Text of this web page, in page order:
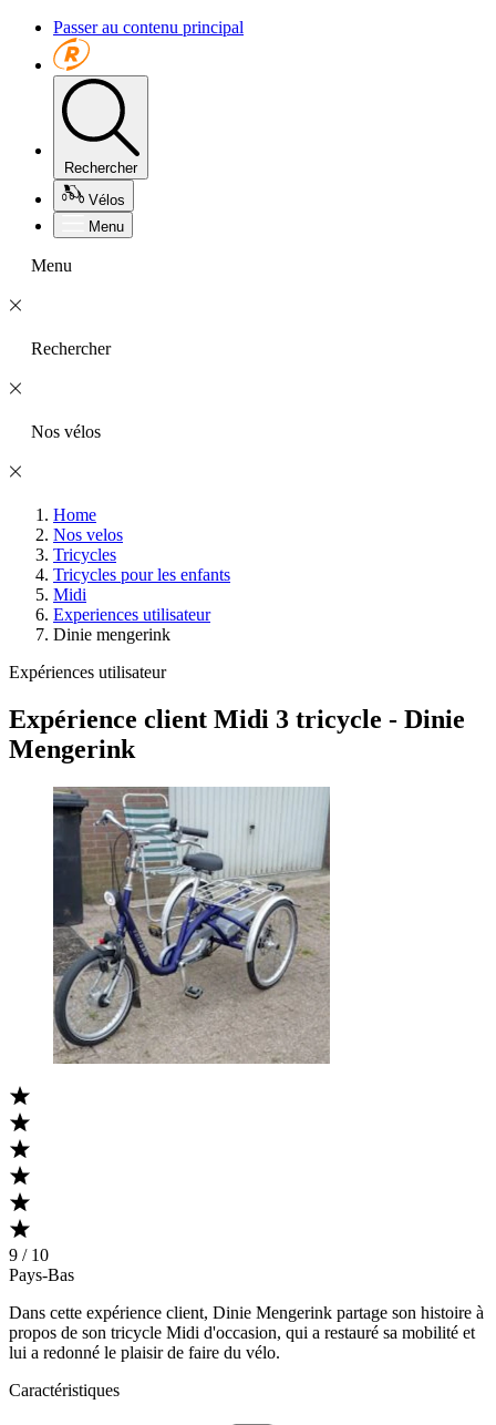
Passer au contenu principal
Rechercher
Vélos
Menu
Menu
Rechercher
Nos vélos
Home
Nos velos
Tricycles
Tricycles pour les enfants
Midi
Experiences utilisateur
Dinie mengerink
Expériences utilisateur
Expérience client Midi 3 tricycle - Dinie
Mengerink
9 / 10
Pays-Bas
Dans cette expérience client, Dinie Mengerink partage son histoire à
propos de son tricycle Midi d'occasion, qui a restauré sa mobilité et
lui a redonné le plaisir de faire du vélo.
Caractéristiques